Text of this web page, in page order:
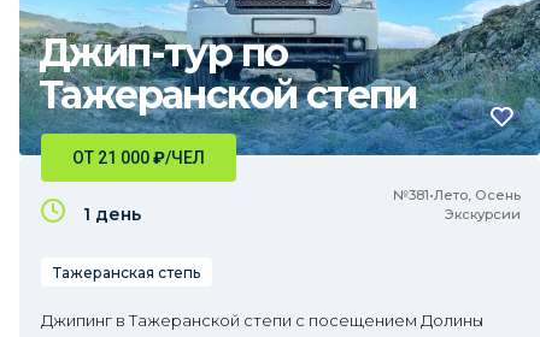
Джип-тур по
Тажеранской степи
№381•Лето, Осень
Экскурсии
ОТ 21 000₽/ЧЕЛ
1 день
Тажеранская степь
Джипинг в Тажеранской степи с посещением Долины